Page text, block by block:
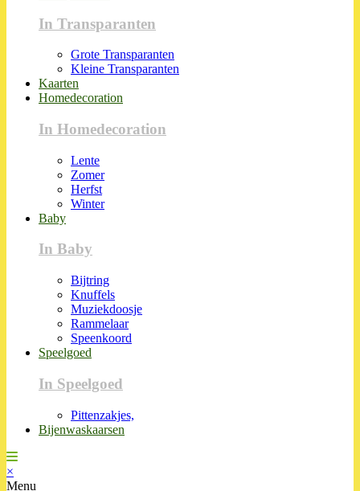
In Transparanten
Grote Transparanten
Kleine Transparanten
Kaarten
Homedecoration
In Homedecoration
Lente
Zomer
Herfst
Winter
Baby
In Baby
Bijtring
Knuffels
Muziekdoosje
Rammelaar
Speenkoord
Speelgoed
In Speelgoed
Pittenzakjes,
Bijenwaskaarsen
×
Menu